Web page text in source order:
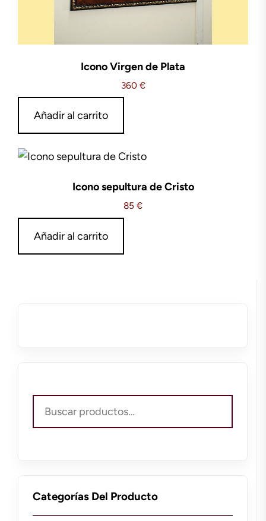
Icono Virgen de Plata
360 €
Añadir al carrito
Icono sepultura de Cristo
85 €
Añadir al carrito
por:
Categorías Del Producto